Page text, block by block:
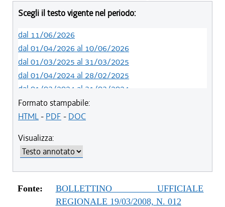
Scegli il testo vigente nel periodo:
dal 11/06/2026
dal 01/04/2026 al 10/06/2026
dal 01/03/2025 al 31/03/2025
dal 01/04/2024 al 28/02/2025
dal 01/03/2024 al 31/03/2024
dal 01/01/2024 al 29/02/2024
dal 03/09/2023 al 31/12/2023
dal 07/03/2023 al 31/03/2023
dal 01/03/2023 al 06/03/2023
dal 14/06/2022 al 28/02/2023
dal 01/04/2022 al 13/06/2022
dal 01/01/2022 al 31/03/2022
Formato stampabile:
HTML- PDF - DOC
Visualizza:
Fonte:
BOLLETTINO UFFICIALE
REGIONALE 19/03/2008, N. 012